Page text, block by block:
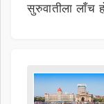
सुरुवातीला लाँच